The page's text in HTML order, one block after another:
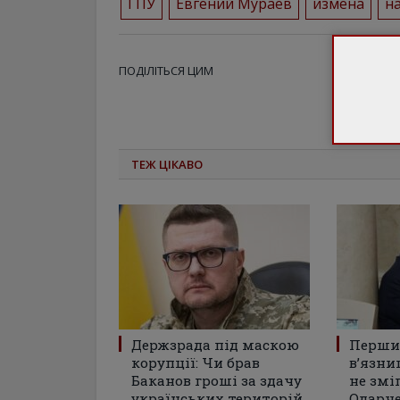
ПОДІЛІТЬСЯ ЦИМ
ТЕЖ ЦІКАВО
Держзрада під маскою
корупції: Чи брав
Баканов гроші за здачу
не